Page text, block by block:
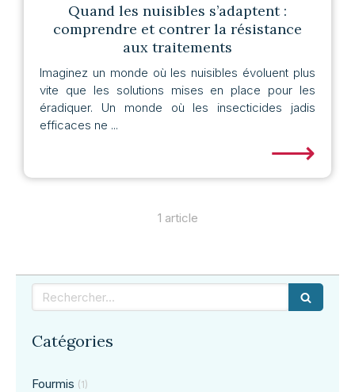
Quand les nuisibles s’adaptent :
comprendre et contrer la résistance
aux traitements
Imaginez un monde où les nuisibles évoluent plus
vite que les solutions mises en place pour les
éradiquer. Un monde où les insecticides jadis
efficaces ne ...
⟶
1 article
Rechercher
Catégories
Fourmis (1)